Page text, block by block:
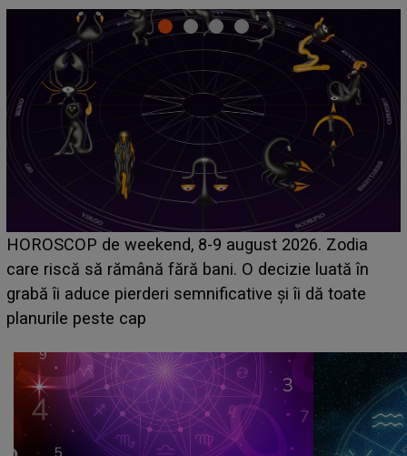
Emanuel a ținut ACEST DETALIU ASCUNS până
acum! În fața Alexandrei, concurentul din Casa Iubirii
face o MĂRTURISIRE NEAȘTEPTATĂ despre mama
sa: "I-am spus și ei în față, eu nu te iubesc pentru